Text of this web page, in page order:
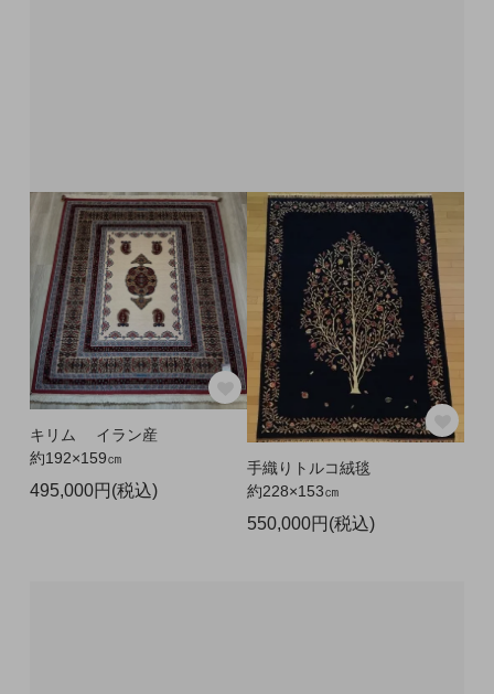
キリム イラン産
約192×159㎝
495,000円(税込)
手織りトルコ絨毯
約228×153㎝
550,000円(税込)